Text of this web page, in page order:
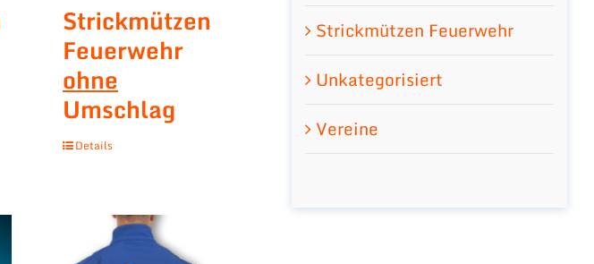
Strickmützen
Feuerwehr
ohne
Umschlag
Details
Strickmützen Feuerwehr
Unkategorisiert
Vereine